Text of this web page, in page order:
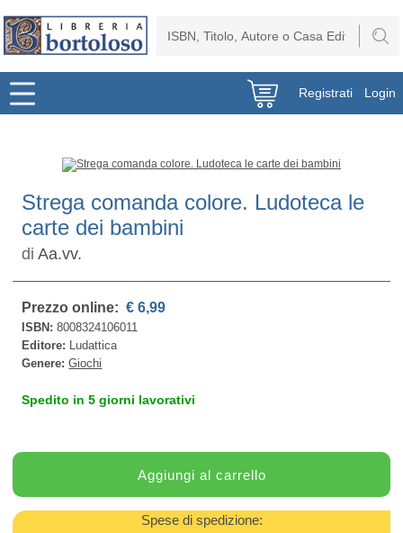
Registrati Login
Strega comanda colore. Ludoteca le
carte dei bambini
diAa.vv.
Prezzo online: € 6,99
ISBN:8008324106011
Editore: Ludattica
Genere:Giochi
Spedito in 5 giorni lavorativi
Spese di spedizione: